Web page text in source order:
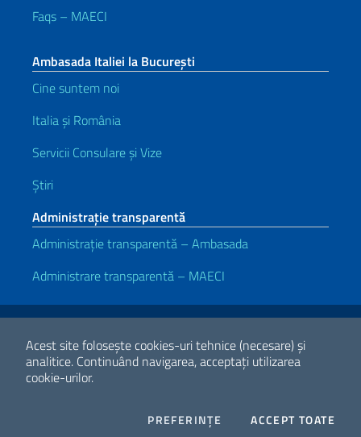
Acest site folosește cookies-uri tehnice (necesare) și
analitice. Continuând navigarea, acceptați utilizarea
cookie-urilor.
PREFERINȚE COOKIESACCEPT TOATE
Faqs – MAECI
Ambasada Italiei la București
Cine suntem noi
Italia și România
Servicii Consulare și Vize
Știri
Administrație transparentă
Administrație transparentă – Ambasada
Administrare transparentă – MAECI
Link-uri utile